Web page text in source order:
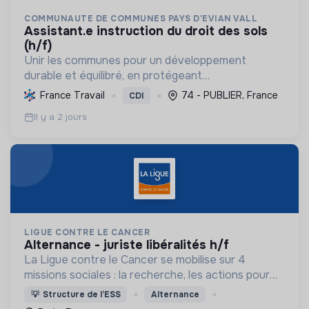
COMMUNAUTE DE COMMUNES PAYS D'EVIAN VALL
assistant.e instruction du droit des sols
(h/f)
Unir les communes pour un développement
durable et équilibré, en protégeant
l'environnement, favorisant la transition
écologique, et améliorant la qualité de vie des
habitants.
France Travail CDI 74 - PUBLIER, France
Il y a 2 jours
LIGUE CONTRE LE CANCER
alternance - juriste libéralités h/f
La Ligue contre le Cancer se mobilise sur 4
missions sociales : la recherche, les actions pour
les personnes malades, la prévention & promotion
du dépistage et l'étude & observatoire.
💡 Structure de l’ESS Alternance